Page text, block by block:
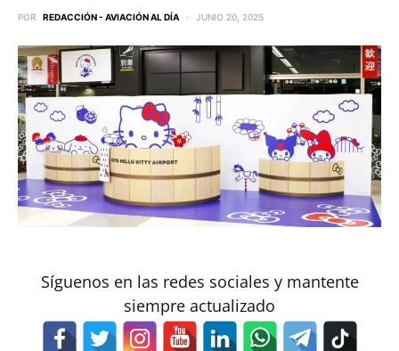
POR REDACCIÓN - AVIACIÓN AL DÍA JUNIO 20, 2025
Síguenos en las redes sociales y mantente
siempre actualizado